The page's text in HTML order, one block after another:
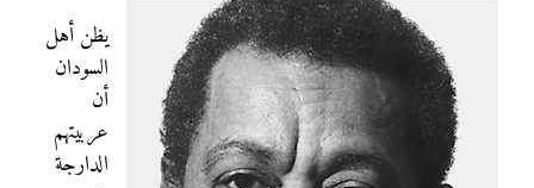
يظن أهل
السودان
أن
عربيتهم
الدارجة